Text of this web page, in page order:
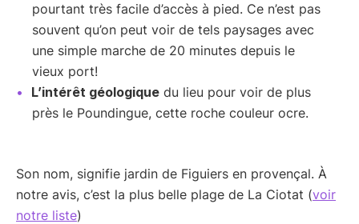
pourtant très facile d’accès à pied. Ce n’est pas
souvent qu’on peut voir de tels paysages avec
une simple marche de 20 minutes depuis le
vieux port!
L’intérêt géologique du lieu pour voir de plus
près le Poundingue, cette roche couleur ocre.
Son nom, signifie jardin de Figuiers en provençal. À
notre avis, c’est la plus belle plage de La Ciotat (voir
notre liste)